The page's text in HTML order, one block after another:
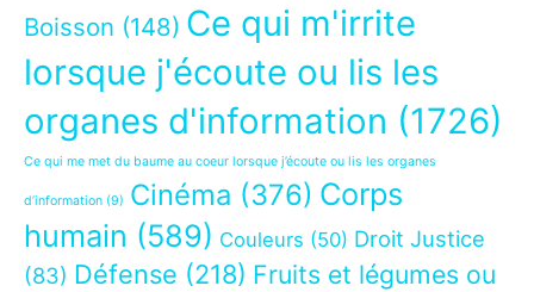
Boisson (148) Ce qui m'irrite
lorsque j'écoute ou lis les
organes d'information (1726)
Ce qui me met du baume au coeur lorsque j’écoute ou lis les organes
d’information (9) Cinéma (376) Corps
humain (589) Couleurs (50) Droit Justice
(83) Défense (218) Fruits et légumes ou